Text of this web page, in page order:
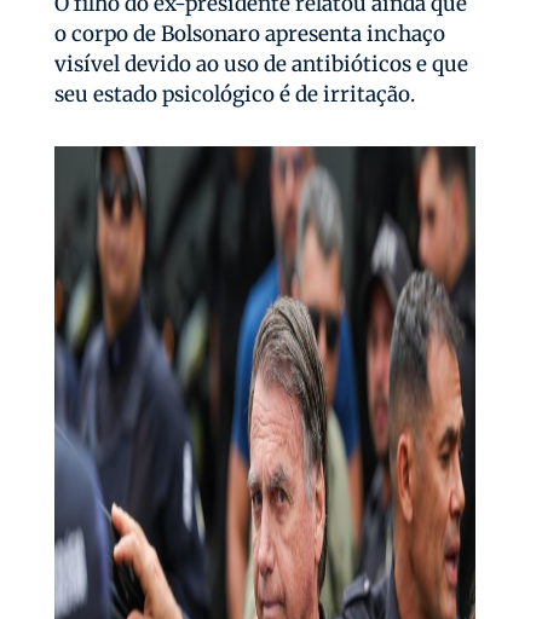
o corpo de Bolsonaro apresenta inchaço
visível devido ao uso de antibióticos e que
seu estado psicológico é de irritação.